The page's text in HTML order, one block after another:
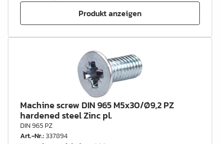
Produkt anzeigen
Machine screw DIN 965 M5x30/Ø9,2 PZ
hardened steel Zinc pl.
DIN 965 PZ
Art.-Nr.:337894